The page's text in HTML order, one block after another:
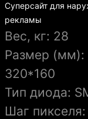
Суперсайт для
рекламы
Вес, кг: 28
Размер (мм):
320*160
Тип диода:
Шаг